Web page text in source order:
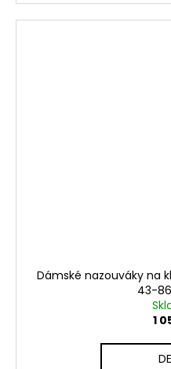
Dámské nazouváky na
43-
1